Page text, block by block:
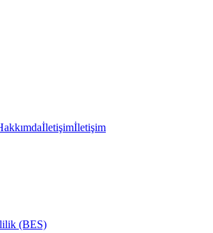
İletişimİletişim
(BES)